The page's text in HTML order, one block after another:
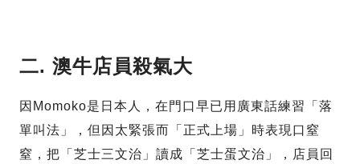
二. 澳牛店員殺氣大
因Momoko是日本人，在門口早已用廣東話練習「落
單叫法」，但因太緊張而「正式上場」時表現口窒
窒，把「芝士三文治」讀成「芝士蛋文治」，店員回